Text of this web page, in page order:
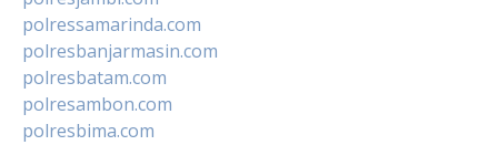
polressamarinda.com
polresbanjarmasin.com
polresbatam.com
polresambon.com
polresbima.com